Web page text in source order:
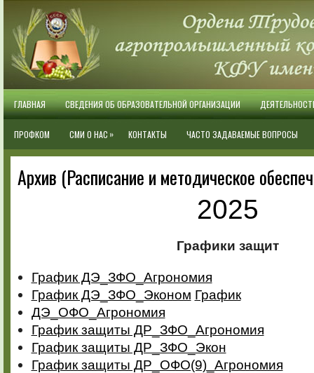
ГЛАВНАЯ СВЕДЕНИЯ ОБ ОБРАЗОВАТЕЛЬНОЙ ОРГАНИЗАЦИИ
ПРОФКОМ СМИ О НАС » КОНТАКТЫ ЧАСТО ЗАДАВАЕМЫЕ ВОПРОСЫ
Архив (Расписание и методическое
2025
Графики защит
График ДЭ_ЗФО_Агрономия
График ДЭ_ЗФО_Эконом График
ДЭ_ОФО_Агрономия
График защиты ДР_ЗФО_Агрономия
График защиты ДР_ЗФО_Экон
График защиты ДР_ОФО(9)_Агрономия